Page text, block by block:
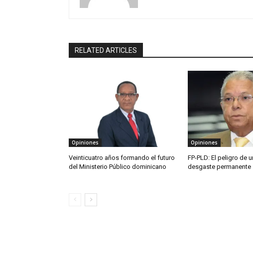
RELATED ARTICLES
Opiniones
Veinticuatro años formando el futuro
del Ministerio Público dominicano
Opiniones
FP-PLD: El peligro de
desgaste permanente